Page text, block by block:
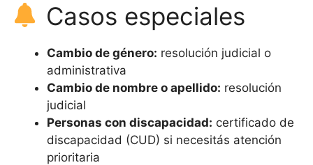
Casos especiales
Cambio de género: resolución judicial o
administrativa
Cambio de nombre o apellido: resolución
judicial
Personas con discapacidad: certificado de
discapacidad (CUD) si necesitás atención
prioritaria